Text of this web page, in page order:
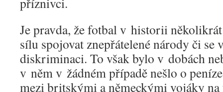
Je pravda, že fotbal v historii
sílu spojovat znepřátelené národy či se
diskriminaci. To však bylo v dobách
v něm v žádném případě nešlo o
mezi britskými a německými vojáky